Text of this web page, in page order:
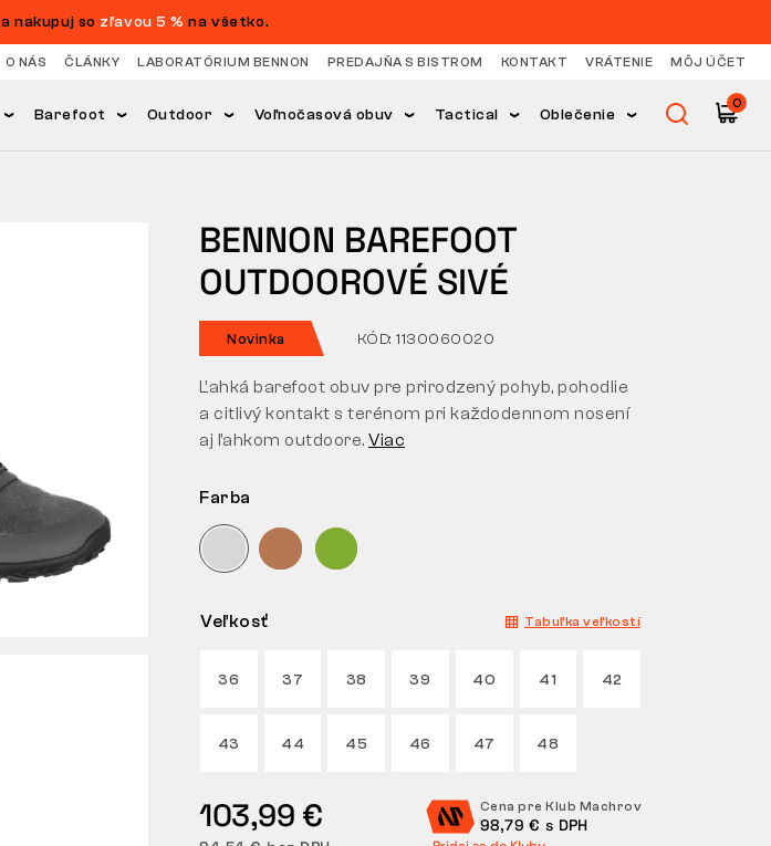
a nakupuj so zľavou 5 % na všetko.
O NÁS ČLÁNKY LABORATÓRIUM BENNON PREDAJŇA S BISTROM KONTAKT VRÁTENIE MÔJ ÚČET
Barefoot Outdoor Voľnočasová obuv Tactical Oblečenie
0
BENNON BAREFOOT
OUTDOOROVÉ SIVÉ
Novinka KÓD: 1130060020
Farba
Veľkosť Tabuľka veľkostí
36 37 38 39 40 41 42
43 44 45 46 47 48
103,99 € Cena pre Klub Machrov
98,79 € s DPH
Ľahká barefoot obuv pre prirodzený pohyb, pohodlie
a citlivý kontakt s terénom pri každodennom nosení
aj ľahkom outdoore. Viac